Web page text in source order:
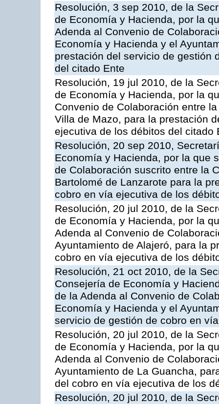
Resolución, 3 sep 2010, de la
de Economía y Hacienda, por la
Adenda al Convenio de
Economía y Hacienda y el
prestación del servicio de gestión
del citado Ente
Resolución, 19 jul 2010, de la
de Economía y Hacienda, por la
Convenio de Colaboración entre
Villa de Mazo, para la prestación
ejecutiva de los débitos del citado
Resolución, 20 sep 2010,
Economía y Hacienda, por la que
de Colaboración suscrito entre la
Bartolomé de Lanzarote para la
cobro en vía ejecutiva de los
Resolución, 20 jul 2010, de la
de Economía y Hacienda, por la
Adenda al Convenio de
Ayuntamiento de Alajeró, para la
cobro en vía ejecutiva de los
Resolución, 21 oct 2010, de la
Consejería de Economía y
de la Adenda al Convenio de
Economía y Hacienda y el
servicio de gestión de cobro en
Resolución, 20 jul 2010, de la
de Economía y Hacienda, por la
Adenda al Convenio de
Ayuntamiento de La Guancha,
del cobro en vía ejecutiva de los
Resolución, 20 jul 2010, de la